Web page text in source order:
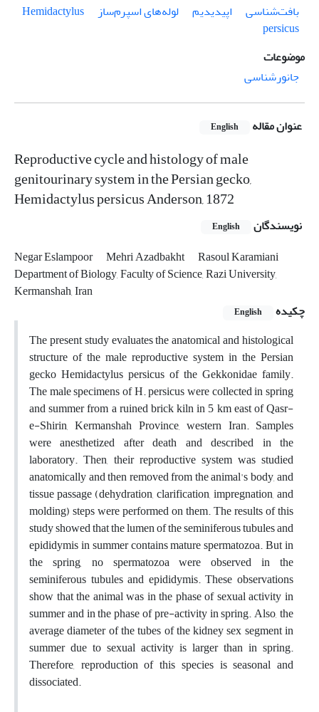
بافت‌شناسی
اپیدیدیم لوله‌های اسپرم‌ساز
Hemidactylus
persicus
موضوعات
جانورشناسی
عنوان مقاله English
Reproductive cycle and histology of male
genitourinary system in the Persian gecko,
Hemidactylus persicus Anderson, 1872
نویسندگان English
Negar Eslampoor Mehri Azadbakht Rasoul Karamiani
Department of Biology, Faculty of Science, Razi University,
Kermanshah, Iran
چکیده
English
The present study evaluates the anatomical and histological
structure of the male reproductive system in the Persian
gecko Hemidactylus persicus of the Gekkonidae family.
The male specimens of H. persicus were collected in spring
and summer from a ruined brick kiln in 5 km east of Qasr-
e-Shirin, Kermanshah Province, western Iran. Samples
were anesthetized after death and described in the
laboratory. Then, their reproductive system was studied
anatomically and then removed from the animal's body, and
tissue passage (dehydration, clarification, impregnation, and
molding) steps were performed on them. The results of this
study showed that the lumen of the seminiferous tubules and
epididymis in summer contains mature spermatozoa. But in
the spring, no spermatozoa were observed in the
seminiferous tubules and epididymis. These observations
show that the animal was in the phase of sexual activity in
summer and in the phase of pre-activity in spring. Also, the
average diameter of the tubes of the kidney sex segment in
summer due to sexual activity is larger than in spring.
Therefore, reproduction of this species is seasonal and
dissociated.